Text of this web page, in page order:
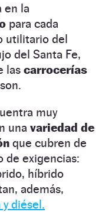
en la
para cada
utilitario del
del Santa Fe,
las carrocerías
muy
una variedad de
que cubren de
de exigencias:
híbrido
además,
diésel.